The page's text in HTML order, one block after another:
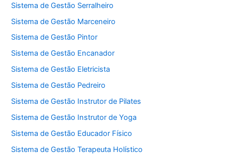
Sistema de Gestão Serralheiro
Sistema de Gestão Marceneiro
Sistema de Gestão Pintor
Sistema de Gestão Encanador
Sistema de Gestão Eletricista
Sistema de Gestão Pedreiro
Sistema de Gestão Instrutor de Pilates
Sistema de Gestão Instrutor de Yoga
Sistema de Gestão Educador Físico
Sistema de Gestão Terapeuta Holístico